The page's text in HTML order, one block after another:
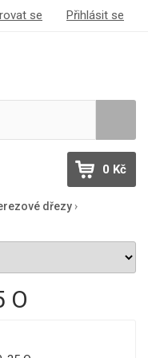
se Přihlásit se
0 Kč
dřezy›
O